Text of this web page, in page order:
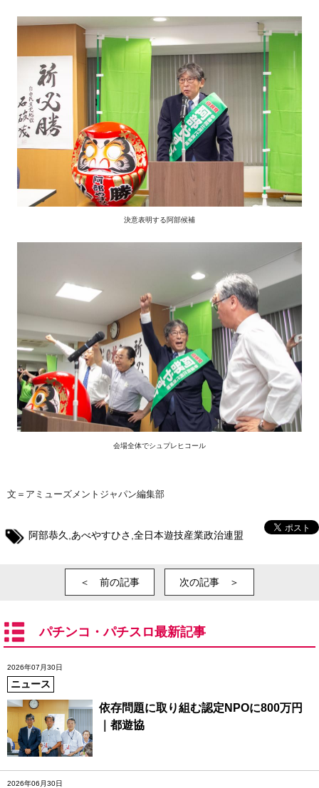
決意表明する阿部候補
会場全体でシュプレヒコール
文＝アミューズメントジャパン編集部
阿部恭久 あべやすひさ 全日本遊技産業政治連盟
＜ 前の記事 次の記事 ＞
パチンコ・パチスロ最新記事
2026年07月30日
ニュース
依存問題に取り組む認定NPOに800万円
｜都遊協
2026年06月30日